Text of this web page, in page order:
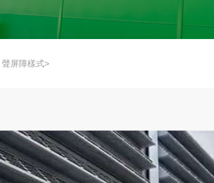
聲屏障樣式>